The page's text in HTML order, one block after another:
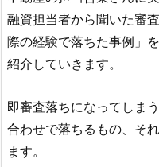
融資担当者から聞いた審
際の経験で落ちた事例」
紹介していきます。
即審査落ちになってしま
合わせで落ちるもの、そ
ます。